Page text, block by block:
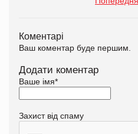
Коментарі
Ваш коментар буде першим.
Додати коментар
Ваше імя*
Захист від спаму